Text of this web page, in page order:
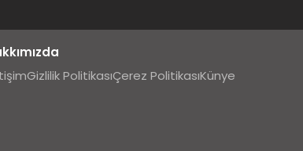
Gizlilik PolitikasıÇerez PolitikasıKünye